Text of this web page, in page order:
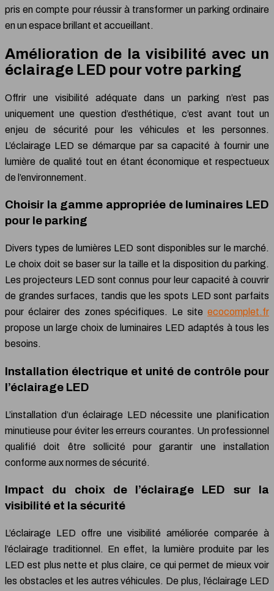
pris en compte pour réussir à transformer un parking ordinaire
en un espace brillant et accueillant.
Amélioration de la visibilité avec un
éclairage LED pour votre parking
Offrir une visibilité adéquate dans un parking n’est pas
uniquement une question d’esthétique, c’est avant tout un
enjeu de sécurité pour les véhicules et les personnes.
L’éclairage LED se démarque par sa capacité à fournir une
lumière de qualité tout en étant économique et respectueux
de l’environnement.
Choisir la gamme appropriée de luminaires LED
pour le parking
Divers types de lumières LED sont disponibles sur le marché.
Le choix doit se baser sur la taille et la disposition du parking.
Les projecteurs LED sont connus pour leur capacité à couvrir
de grandes surfaces, tandis que les spots LED sont parfaits
pour éclairer des zones spécifiques. Le site ecocomplet.fr
propose un large choix de luminaires LED adaptés à tous les
besoins.
Installation électrique et unité de contrôle pour
l’éclairage LED
L’installation d’un éclairage LED nécessite une planification
minutieuse pour éviter les erreurs courantes. Un professionnel
qualifié doit être sollicité pour garantir une installation
conforme aux normes de sécurité.
Impact du choix de l’éclairage LED sur la
visibilité et la sécurité
L’éclairage LED offre une visibilité améliorée comparée à
l’éclairage traditionnel. En effet, la lumière produite par les
LED est plus nette et plus claire, ce qui permet de mieux voir
les obstacles et les autres véhicules. De plus, l’éclairage LED